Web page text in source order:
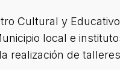
Cultural y
local e
realización de